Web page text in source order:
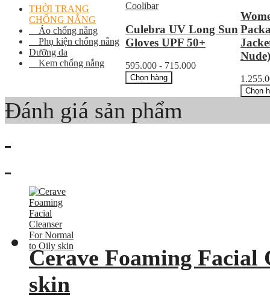
THỜI TRANG
CHỐNG NẮNG
Áo chống nắng
Phụ kiện chống nắng
Dưỡng da
Kem chống nắng
Coolibar
Culebra UV Long Sun
Gloves UPF 50+
595.000 - 715.000
Chọn hàng
Nude)
Chọn
Đánh giá sản phẩm
Cerave Foaming
skin